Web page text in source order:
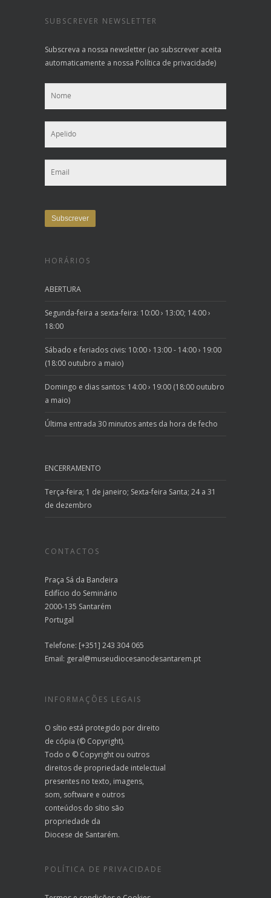
SUBSCREVER NEWSLETTER
Subscreva a nossa newsletter (ao subscrever aceita
automaticamente a nossa Política de privacidade)
HORÁRIOS
ABERTURA
Segunda-feira a sexta-feira: 10:00 › 13:00; 14:00 ›
18:00
Sábado e feriados civis: 10:00 › 13:00 - 14:00 › 19:00
(18:00 outubro a maio)
Domingo e dias santos: 14:00 › 19:00 (18:00 outubro
a maio)
Última entrada 30 minutos antes da hora de fecho
ENCERRAMENTO
Terça-feira; 1 de janeiro; Sexta-feira Santa; 24 a 31
de dezembro
CONTACTOS
Praça Sá da Bandeira
Edifício do Seminário
2000-135 Santarém
Portugal
Telefone: [+351] 243 304 065
Email: geral@museudiocesanodesantarem.pt
INFORMAÇÕES LEGAIS
O sítio está protegido por direito
de cópia (© Copyright).
Todo o © Copyright ou outros
direitos de propriedade intelectual
presentes no texto, imagens,
som, software e outros
conteúdos do sítio são
propriedade da
Diocese de Santarém.
POLÍTICA DE PRIVACIDADE